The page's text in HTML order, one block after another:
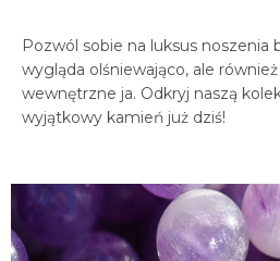
Pozwól sobie na luksus noszenia
wygląda olśniewająco, ale
wewnętrzne ja. Odkryj naszą
wyjątkowy kamień już dziś!